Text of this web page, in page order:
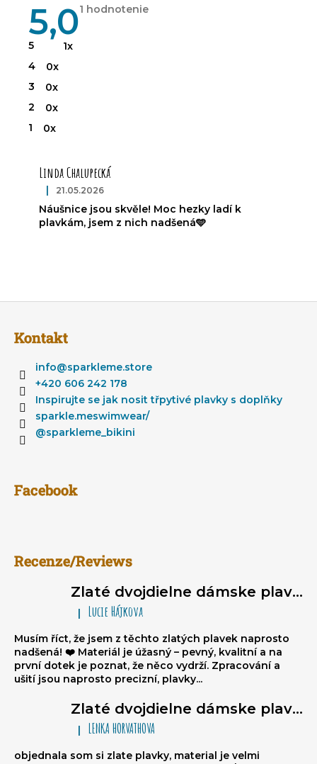
5,0Priemerné
1 hodnotenie
5
1x
4
0x
3
0x
2
0x
1
0x
t
í
Linda Chalupecká
Hodnotenie produktu je 5 z 5 hviezdičiek.
| 21.05.2026
Náušnice jsou skvěle! Moc hezky ladí k
plavkám, jsem z nich nadšená🩵
Kontakt
info@sparkleme.store
+420 606 242 178
Inspirujte se jak nosit třpytivé plavky s doplňky
sparkle.meswimwear/
@sparkleme_bikini
Facebook
Recenze/Reviews
Zlaté dvojdielne dámske plavky typu brazilky Sparkle*Me – bikiny na viazanie, volánikové brazilky
Hodnotenie produktu je 5 z 5 hviezdičiek.
| Lucie Hájkova
Musím říct, že jsem z těchto zlatých plavek naprosto
nadšená! ❤️ Materiál je úžasný – pevný, kvalitní a na
první dotek je poznat, že něco vydrží. Zpracování a
ušití jsou naprosto precizní, plavky...
Zlaté dvojdielne dámske plavky typu brazilky Sparkle*Me – bikiny na viazanie, volánikové brazilky
Hodnotenie produktu je 5 z 5 hviezdičiek.
| LENKA HORVATHOVA
objednala som si zlate plavky, material je velmi